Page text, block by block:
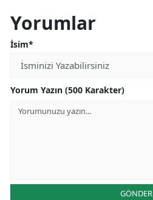
Yorumlar
İsim*
Yorum Yazın (500 Karakter)
GÖNDER